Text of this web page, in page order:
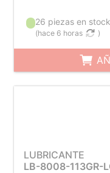
26 piezas en stock
(hace 6 horas )
LUBRICANTE
LB-8008-113GR-